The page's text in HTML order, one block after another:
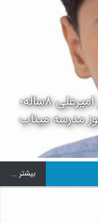
فیلم/ دفن یک لنگه کفش به جای پیکر امیرعلی ۸ساله؛
مدرسه میناب
بيشتر ...